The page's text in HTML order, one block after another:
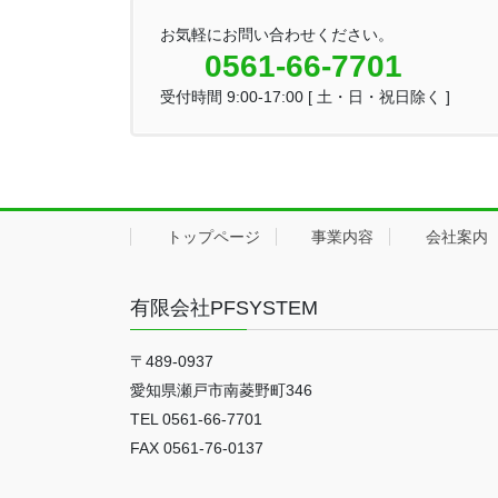
お気軽にお問い合わせください。
0561-66-7701
受付時間 9:00-17:00 [ 土・日・祝日除く ]
トップページ 事業内容 会社案内
有限会社PFSYSTEM
〒489-0937
愛知県瀬戸市南菱野町346
TEL 0561-66-7701
FAX 0561-76-0137